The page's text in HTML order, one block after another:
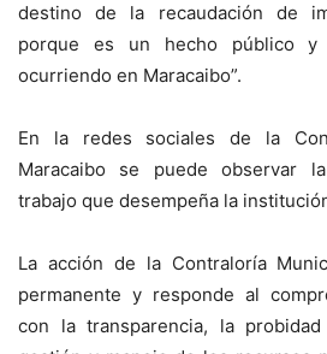
destino de la recaudación de
porque es un hecho público
ocurriendo en Maracaibo”.
En la redes sociales de la
Maracaibo se puede observar
trabajo que desempeña la
La acción de la Contraloría
permanente y responde al
con la transparencia, la